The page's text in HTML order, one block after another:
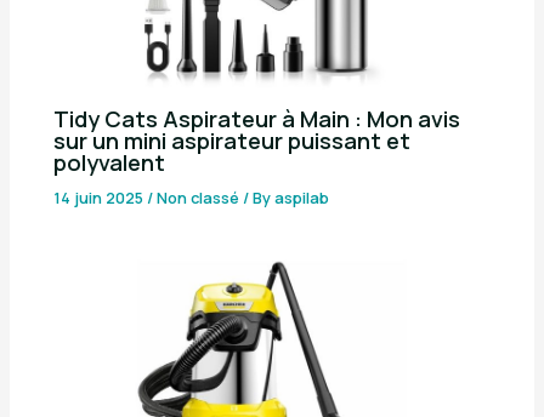
Tidy Cats Aspirateur à Main : Mon avis
sur un mini aspirateur puissant et
polyvalent
14 juin 2025/Non classé / Byaspilab